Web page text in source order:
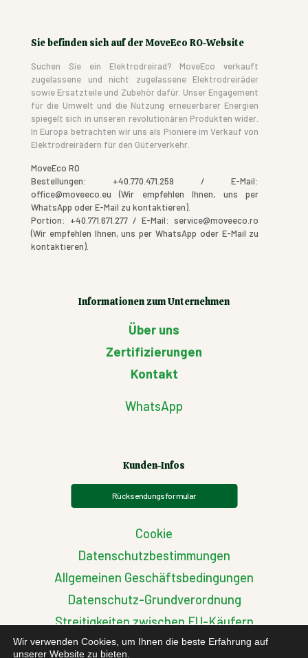
Sie befinden sich auf der MoveEco RO-Website
Suchen Sie ein Elektrodreirad? MoveEco verkauft
zugelassene und nicht zugelassene Elektrodreiräder
sowie Ersatzteile und Zubehör dafür. Unser Engagement
für die Umwelt und die Nutzung erneuerbarer Energien
spiegelt sich in unseren revolutionären Produkten wider.
In Europa betrachten wir uns als Pioniere im Verkauf von
Elektrodreirädern für den Güterverkehr.
MoveEco RO
Bestellungen: +40.770.471.259 / E-Mail:
office@moveeco.eu (Wir empfehlen Ihnen, uns per
WhatsApp oder E-Mail zu kontaktieren).
Portion: +40.771.671.277 / E-Mail: service@moveeco.ro
(Wir empfehlen Ihnen, uns per WhatsApp oder E-Mail zu
kontaktieren).
Informationen zum Unternehmen
Über uns
Zertifizierungen
Kontakt
WhatsApp
Kunden-Infos
Rücksendungsformular
Cookie
Datenschutzbestimmungen
Allgemeinen Geschäftsbedingungen
Datenschutz-Grundverordnung
Streitigkeiten zwischen EU-Käufern
Wir verwenden Cookies, um Ihnen die beste Erfahrung auf
unserer Website zu bieten.